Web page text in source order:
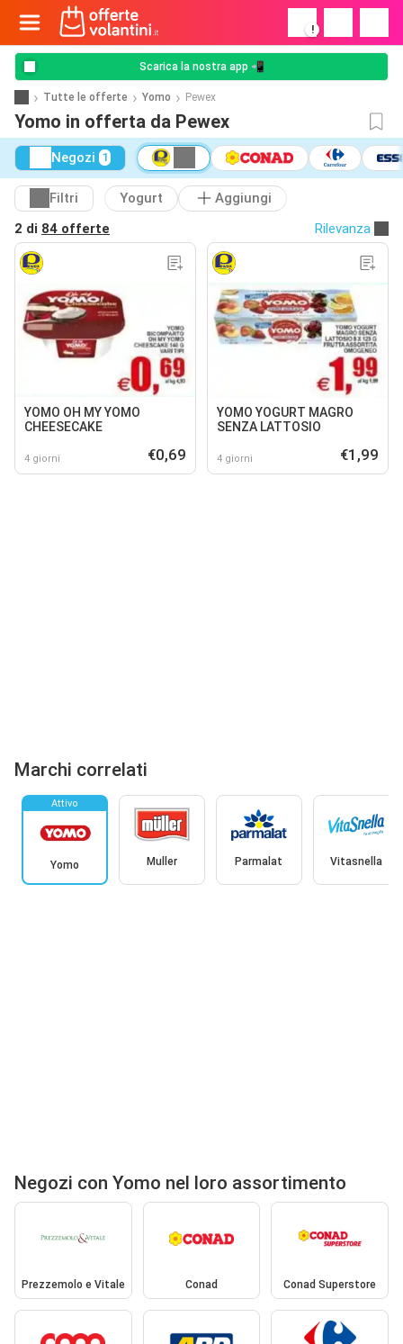
!
Scarica la nostra app 📲
Tutte le offerte Yomo Pewex
Yomo in offerta da Pewex
Negozi 1
Filtri Yogurt
Aggiungi
2 di 84 offerte Rilevanza
YOMO OH MY YOMO
CHEESECAKE
4 giorni €0,69
YOMO YOGURT MAGRO
SENZA LATTOSIO
4 giorni €1,99
Marchi correlati
Attivo
Yomo Muller Parmalat Vitasnella
Negozi con Yomo nel loro assortimento
Prezzemolo e Vitale Conad Conad Superstore